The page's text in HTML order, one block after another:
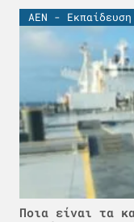
ΑΕΝ - Εκπαίδευση
Ποια είναι τα